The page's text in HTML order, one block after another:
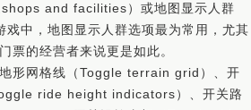
and facilities）或地图显示人群
中，地图显示人群选项最为常用，尤其
的经营者来说更是如此。
形网格线（Toggle terrain grid）、开
ride height indicators）、开关路